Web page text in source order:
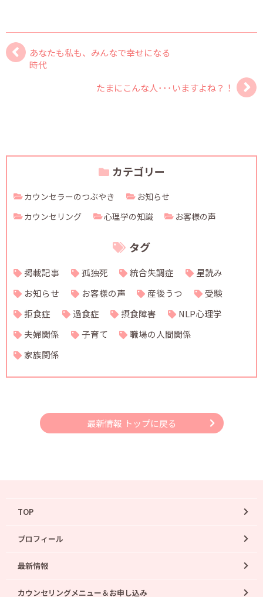
あなたも私も、みんなで幸せになる
時代
たまにこんな人･･･いますよね？！
カテゴリー
カウンセラーのつぶやき
お知らせ
カウンセリング
心理学の知識 お客様の声
タグ
掲載記事 孤独死 統合失調症
星読み
お知らせ
お客様の声 産後うつ
受験
拒食症
過食症 摂食障害
NLP心理学
夫婦関係
子育て
職場の人間関係
家族関係
最新情報 トップに戻る
TOP
プロフィール
最新情報
カウンセリングメニュー＆お申し込み